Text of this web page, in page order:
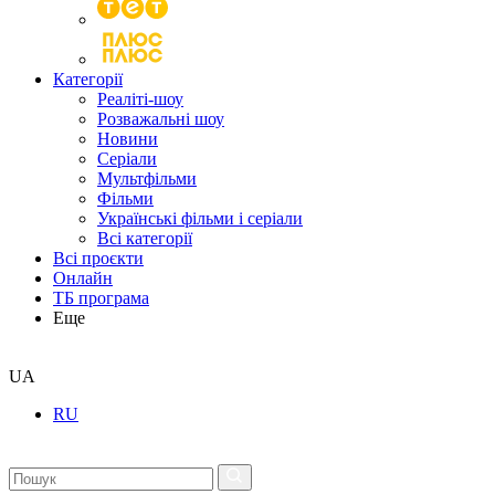
Категорії
Реаліті-шоу
Розважальні шоу
Новини
Серіали
Мультфільми
Фільми
Українські фільми і серіали
Всі категорії
Всі проєкти
Онлайн
ТБ програма
Еще
UA
RU